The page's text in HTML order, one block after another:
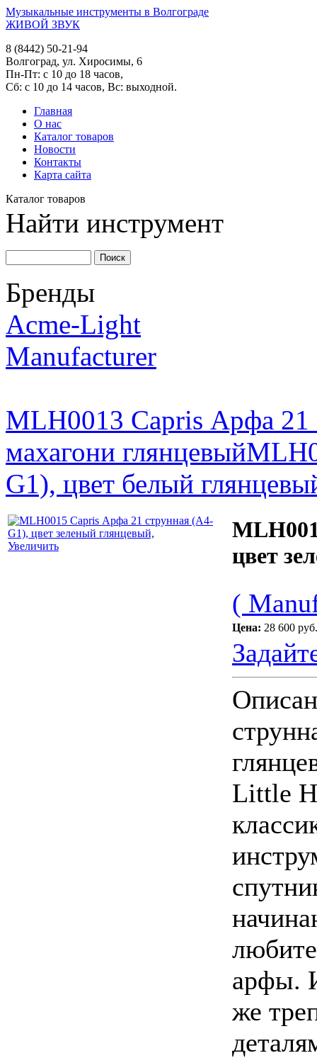
Музыкальные инструменты в Волгограде
ЖИВОЙ ЗВУК
8 (8442) 50-21-94
Волгоград, ул. Хиросимы, 6
Пн-Пт: с 10 до 18 часов,
Сб: с 10 до 14 часов, Вс: выходной.
Главная
О нас
Каталог товаров
Новости
Контакты
Карта сайта
Каталог товаров
Найти инструмент
Бренды
Acme-Light
Manufacturer
MLH0013 Capris Арфа 21
махагони глянцевый
G1), цвет белый
Увеличить
цвет
(
Цена: 28 600 руб.
Little
арфы.
же